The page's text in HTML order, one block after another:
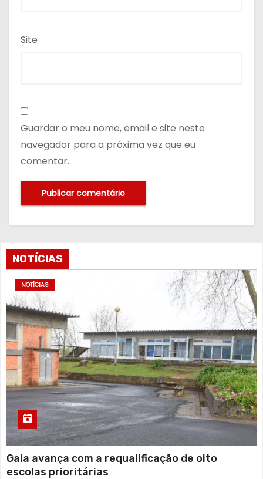
Site
Guardar o meu nome, email e site neste
navegador para a próxima vez que eu
comentar.
NOTÍCIAS
NOTÍCIAS
Gaia avança com a requalificação de oito
escolas prioritárias